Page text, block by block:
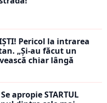
Pericol la intrarea
„Și-au făcut un
chiar lângă
apropie STARTUL